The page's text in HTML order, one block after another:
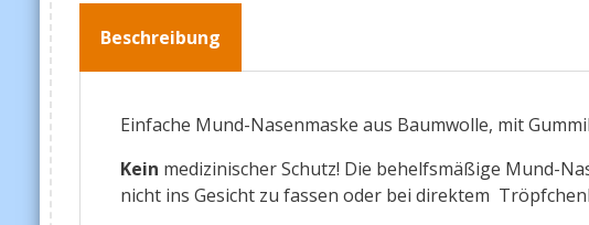
Beschreibung
Einfache Mund-Nasenmaske aus Baumwolle, mit
Kein medizinischer Schutz! Die behelfsmäßige Mund-
nicht ins Gesicht zu fassen oder bei direktem